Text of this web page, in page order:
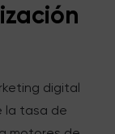
digital
la tasa de